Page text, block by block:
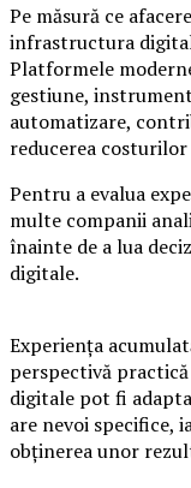
Pe măsură ce
infrastructura
Platformele
gestiune,
automatizare,
reducerea
Pentru a evalua
multe companii
înainte de a lua
digitale.
Experiența
perspectivă
digitale pot fi
are nevoi specifice,
obținerea unor